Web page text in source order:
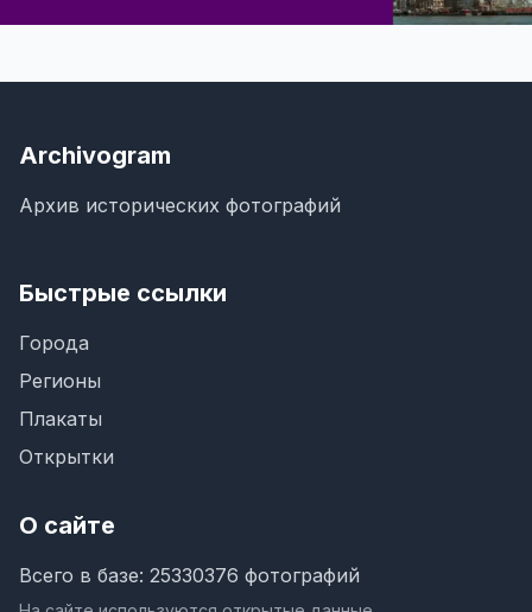
Archivogram
Архив исторических фотографий
Быстрые ссылки
Города
Регионы
Плакаты
Открытки
О сайте
Всего в базе: 25330376 фотографий